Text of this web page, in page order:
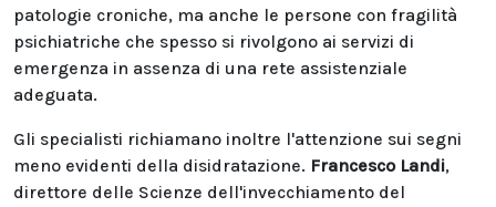
patologie croniche, ma anche le persone con fragilità
psichiatriche che spesso si rivolgono ai servizi di
emergenza in assenza di una rete assistenziale
adeguata.
Gli specialisti richiamano inoltre l'attenzione sui segni
meno evidenti della disidratazione. Francesco Landi,
direttore delle Scienze dell'invecchiamento del